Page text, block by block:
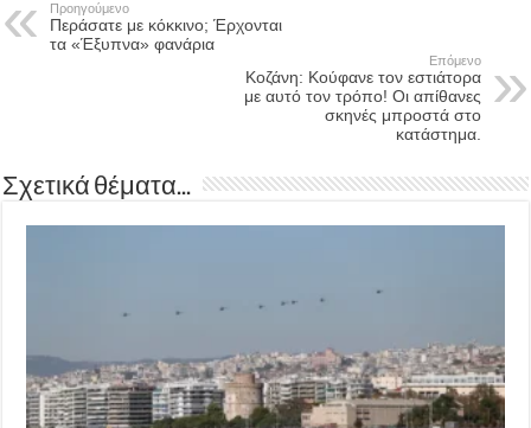
Προηγούμενο
Περάσατε με κόκκινο; Έρχονται
τα «Έξυπνα» φανάρια
Επόμενο
Κοζάνη: Κούφανε τον εστιάτορα
με αυτό τον τρόπο! Οι απίθανες
σκηνές μπροστά στο
κατάστημα.
Σχετικά θέματα...